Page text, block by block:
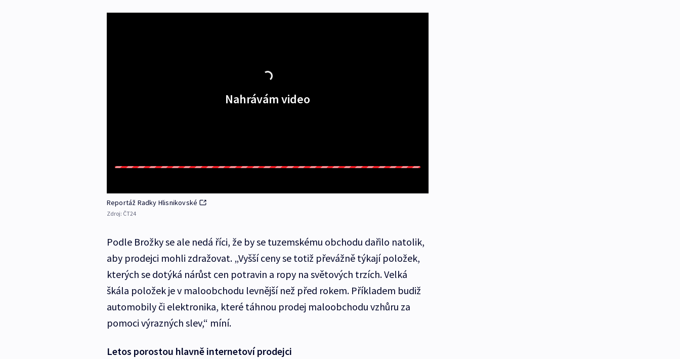
Nahrávám video
Reportáž Radky Hlisnikovské
Zdroj: ČT24
Podle Brožky se ale nedá říci, že by se tuzemskému obchodu dařilo natolik,
aby prodejci mohli zdražovat. „Vyšší ceny se totiž převážně týkají položek,
kterých se dotýká nárůst cen potravin a ropy na světových trzích. Velká
škála položek je v maloobchodu levnější než před rokem. Příkladem budiž
automobily či elektronika, které táhnou prodej maloobchodu vzhůru za
pomoci výrazných slev,“ míní.
Letos porostou hlavně internetoví prodejci